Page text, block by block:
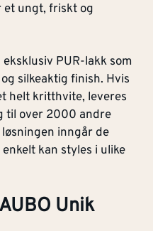
et ungt, friskt og
PUR-lakk som
silkeaktig finish. Hvis
helt kritthvite, leveres
til over 2000 andre
inngår de
kan styles i ulike
Unik